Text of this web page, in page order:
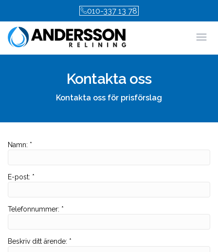
010-337 13 78
Kontakta oss
Kontakta oss för prisförslag
Namn: *
E-post: *
Telefonnummer: *
Beskriv ditt ärende: *